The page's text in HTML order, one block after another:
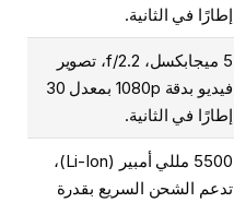
إطارًا في الثانية.
5 ميجابكسل، f/2.2، تصوير
فيديو بدقة 1080p بمعدل 30
إطارًا في الثانية.
5500 مللي أمبير (Li-Ion)،
تدعم الشحن السريع بقدرة